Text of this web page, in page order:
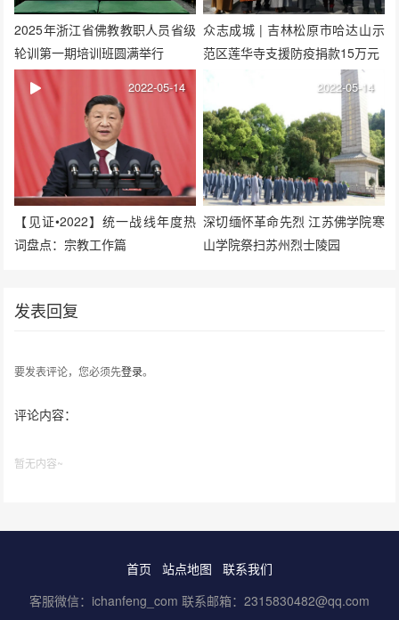
2025年浙江省佛教教职人员省级
轮训第一期培训班圆满举行
众志成城 | 吉林松原市哈达山示
范区莲华寺支援防疫捐款15万元
【见证•2022】统一战线年度热
词盘点：宗教工作篇
2022-05-14
深切缅怀革命先烈 江苏佛学院寒
山学院祭扫苏州烈士陵园
2022-05-14
发表回复
要发表评论，您必须先登录。
评论内容：
暂无内容~
首页 站点地图
联系我们
客服微信：ichanfeng_com 联系邮箱：2315830482@qq.com